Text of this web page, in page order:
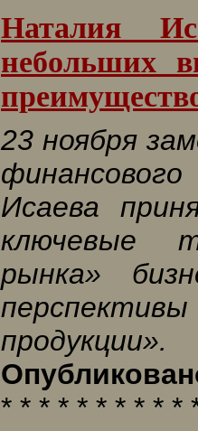
Наталия
небольших
23 ноября
Исаева
ключевые
рынка»
продукции».
* * * * * * * * * *